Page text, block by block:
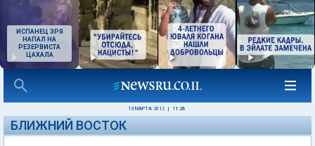
ИСПАНЕЦ ЗРЯ
НАПАЛ НА
РЕЗЕРВИСТА
ЦАХАЛА
13 МАРТА 2012 11:26
БЛИЖНИЙ ВОСТОК